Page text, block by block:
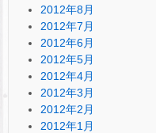
2012年8月
2012年7月
2012年6月
2012年5月
2012年4月
2012年3月
2012年2月
2012年1月